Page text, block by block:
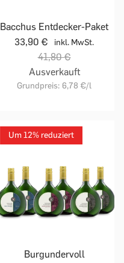
Bacchus Entdecker-Paket
33,90 €
inkl. MwSt.
41,80 €
Ausverkauft
Grundpreis: 6,78 €/l
Um 12% reduziert
Burgundervoll